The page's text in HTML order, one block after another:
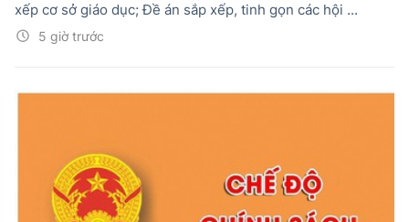
5 giờ trước
xếp cơ sở giáo dục; Đề án sắp xếp, tinh gọn các hội ...